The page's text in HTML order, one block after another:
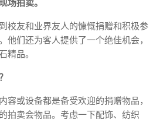
场拍卖。
校友和业界友人的慷慨捐赠和积极参
他们还为客人提供了一个绝佳机会，
精品。
容或设备都是备受欢迎的捐赠物品，
拍卖会物品。考虑一下配饰、纺织